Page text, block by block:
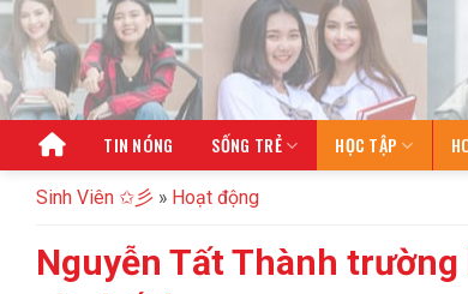
Bỏ
qua
nội
dung
TIN NÓNG SỐNG TRẺ HỌC TẬP
Sinh Viên ✩彡 » Hoạt động
Nguyễn Tất Thành